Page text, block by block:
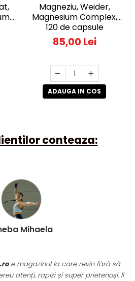
Magneziu, Weider,
Magnesium Complex,
120 de capsule
85,00 Lei
ADAUGA IN COS
conteaza:
Mihaela
e magazinul la care revin fără să
atenți, rapizi și super prietenoși. Îl